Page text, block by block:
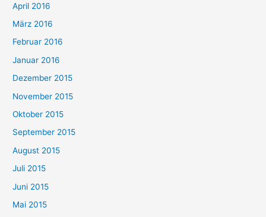
April 2016
März 2016
Februar 2016
Januar 2016
Dezember 2015
November 2015
Oktober 2015
September 2015
August 2015
Juli 2015
Juni 2015
Mai 2015